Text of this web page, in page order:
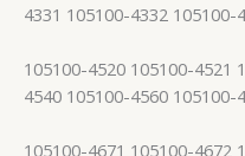
4331 105100-4332 105100-
105100-4520 105100-4521
4540 105100-4560 105100-
105100-4671 105100-4672